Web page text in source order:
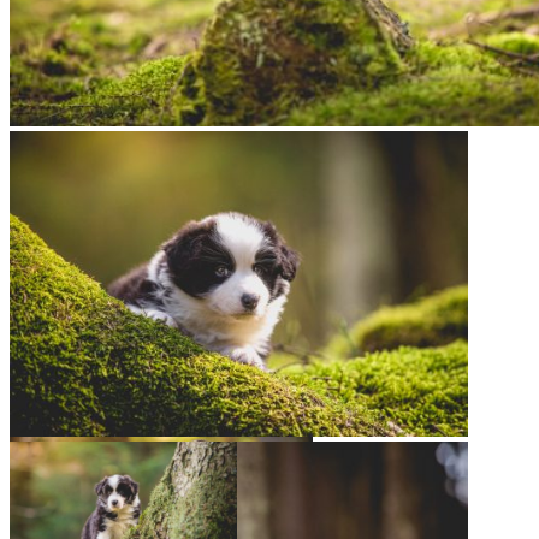
02|04|2017 – »Jill«, Broad­me­a­dows Edge of Glory
02|04|2017 – »Jill«, Broad­me­a­dows Edge of Glory
02|04|2017 – »Enya«, Broad­me­a­
dows Emo­ti­on in Motion
02|04|2017 – »Enya«, Broad­me­a­dows Emo­ti­on in
Motion